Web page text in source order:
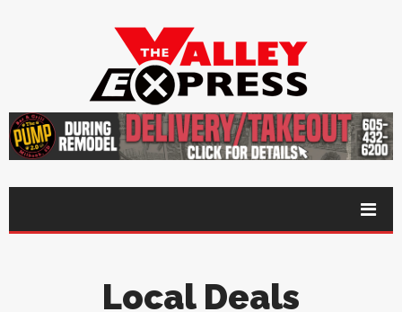
Local Deals